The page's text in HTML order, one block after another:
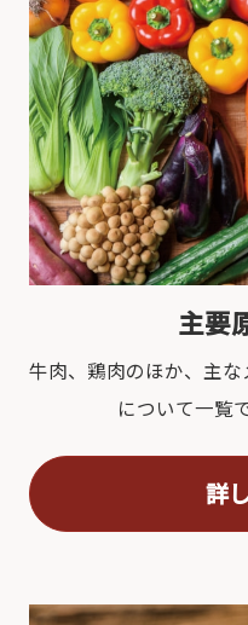
主要
牛肉、鶏肉のほか、主
について一覧
詳